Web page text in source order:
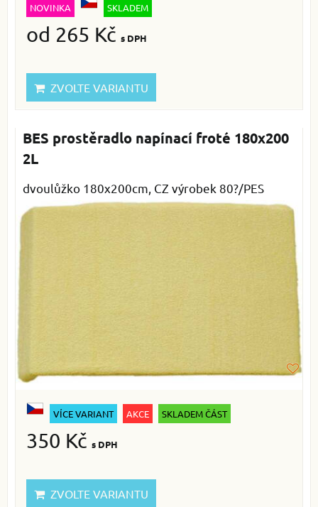
NOVINKA SKLADEM
od 265 Kč s DPH
ZVOLTE VARIANTU
BES prostěradlo napínací froté 180x200
2L
dvoulůžko 180x200cm, CZ výrobek 80?/PES
VÍCE VARIANT AKCE SKLADEM ČÁST
350 Kč s DPH
ZVOLTE VARIANTU